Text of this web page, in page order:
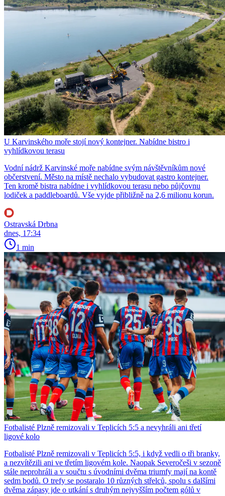
U Karvinského moře stojí nový kontejner. Nabídne bistro i
vyhlídkovou terasu
Vodní nádrž Karvinské moře nabídne svým návštěvníkům nové
občerstvení. Město na místě nechalo vybudovat gastro kontejner.
Ten kromě bistra nabídne i vyhlídkovou terasu nebo půjčovnu
lodiček a paddleboardů. Vše vyjde přibližně na 2,6 milionu korun.
Ostravská Drbna
dnes, 17:34
1 min
Fotbalisté Plzně remizovali v Teplicích 5:5 a nevyhráli ani třetí
ligové kolo
Fotbalisté Plzně remizovali v Teplicích 5:5, i když vedli o tři branky,
a nezvítězili ani ve třetím ligovém kole. Naopak Severočeši v sezoně
stále neprohráli a v součtu s úvodními dvěma triumfy mají na kontě
sedm bodů. O trefy se postaralo 10 různých střelců, spolu s dalšími
dvěma zápasy jde o utkání s druhým nejvyšším počtem gólů v